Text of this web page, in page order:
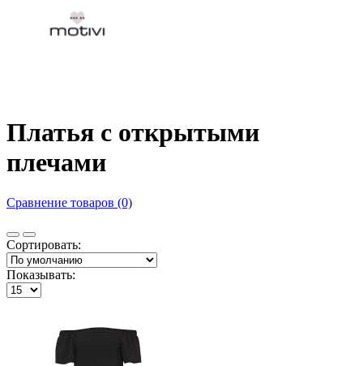
Платья с открытыми
плечами
Сравнение товаров (0)
Сортировать:
Показывать: